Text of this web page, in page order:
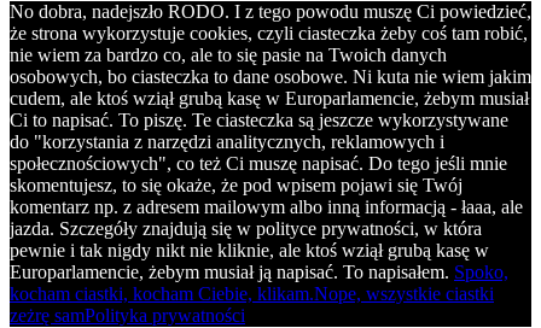
No dobra, nadejszło RODO. I z tego powodu muszę Ci powiedzieć,
że strona wykorzystuje cookies, czyli ciasteczka żeby coś tam robić,
nie wiem za bardzo co, ale to się pasie na Twoich danych
osobowych, bo ciasteczka to dane osobowe. Ni kuta nie wiem jakim
cudem, ale ktoś wziął grubą kasę w Europarlamencie, żebym musiał
Ci to napisać. To piszę. Te ciasteczka są jeszcze wykorzystywane
do "korzystania z narzędzi analitycznych, reklamowych i
społecznościowych", co też Ci muszę napisać. Do tego jeśli mnie
skomentujesz, to się okaże, że pod wpisem pojawi się Twój
komentarz np. z adresem mailowym albo inną informacją - łaaa, ale
jazda. Szczegóły znajdują się w polityce prywatności, w która
pewnie i tak nigdy nikt nie kliknie, ale ktoś wziął grubą kasę w
Europarlamencie, żebym musiał ją napisać. To napisałem. Spoko,
kocham ciastki, kocham Ciebie, klikam.Nope, wszystkie ciastki
zeżrę samPolityka prywatności